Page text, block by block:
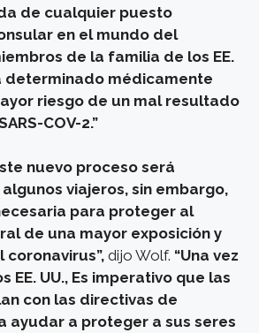
de cualquier puesto
en el mundo del
de la familia de los EE.
determinado médicamente
riesgo de un mal resultado
COV-2.”
nuevo proceso será
viajeros, sin embargo,
para proteger al
de una mayor exposición y
dijo Wolf. “Una vez
EE. UU., Es imperativo que las
con las directivas de
ayudar a proteger a sus seres